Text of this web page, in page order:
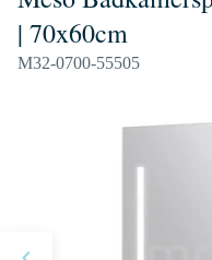
| 70x60cm
M32-0700-55505